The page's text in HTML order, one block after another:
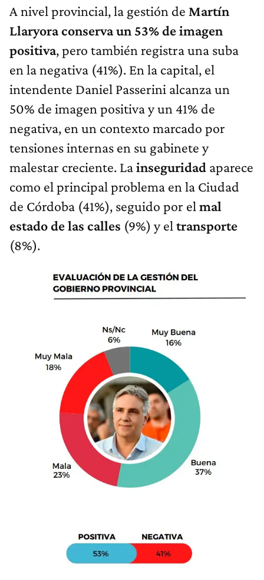
A nivel provincial, la gestión de Martín
Llaryora conserva un 53% de imagen
positiva, pero también registra una suba
en la negativa (41%). En la capital, el
intendente Daniel Passerini alcanza un
50% de imagen positiva y un 41% de
negativa, en un contexto marcado por
tensiones internas en su gabinete y
malestar creciente. Lainseguridad aparece
como el principal problema en la Ciudad
de Córdoba (41%), seguido por el mal
estado de las calles (9%) y el transporte
(8%).